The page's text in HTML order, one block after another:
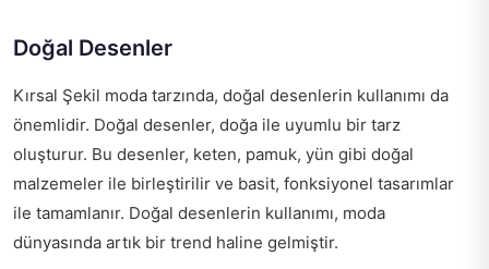
Doğal Desenler
Kırsal Şekil moda tarzında, doğal desenlerin kullanımı da
önemlidir. Doğal desenler, doğa ile uyumlu bir tarz
oluşturur. Bu desenler, keten, pamuk, yün gibi doğal
malzemeler ile birleştirilir ve basit, fonksiyonel tasarımlar
ile tamamlanır. Doğal desenlerin kullanımı, moda
dünyasında artık bir trend haline gelmiştir.